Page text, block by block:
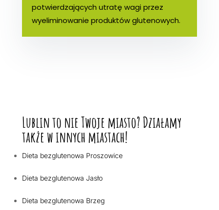
potwierdzających utratę wagi przez
wyeliminowanie produktów glutenowych.
Lublin to nie Twoje miasto? Działamy
także w innych miastach!
Dieta bezglutenowa Proszowice
Dieta bezglutenowa Jasło
Dieta bezglutenowa Brzeg